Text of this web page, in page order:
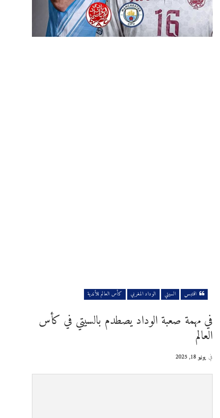
اقتبس السيتي الوداد المغربي كأس العالم للأندية
في مهمة صعبة الوداد يصطدم بالسيتي في كأس
العالم
في يونيو 18, 2025